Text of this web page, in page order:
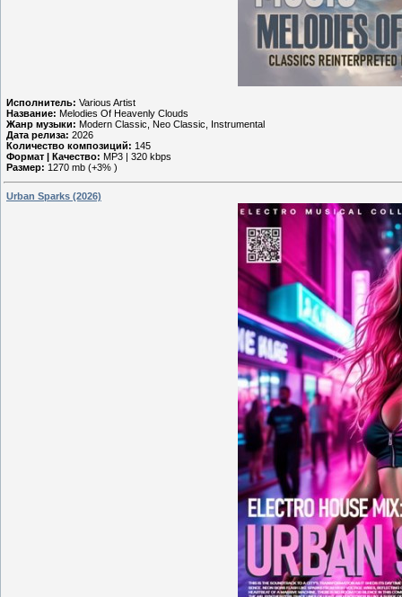
Исполнитель: Various Artist
Название: Melodies Of Heavenly Clouds
Жанр музыки: Modern Classic, Neo Classic, Instrumental
Дата релиза: 2026
Количество композиций: 145
Формат | Качество: MP3 | 320 kbps
Размер: 1270 mb (+3% )
Urban Sparks (2026)